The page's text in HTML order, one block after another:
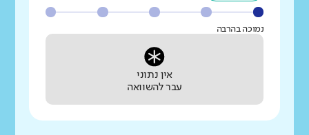
נמוכה בהרבה
אין נתוני
עבר להשוואה